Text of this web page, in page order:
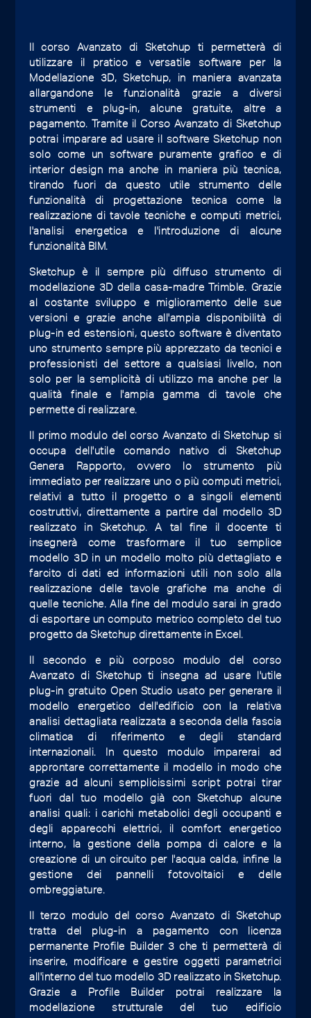
Il corso Avanzato di Sketchup ti permetterà di
utilizzare il pratico e versatile software per la
Modellazione 3D, Sketchup, in maniera avanzata
allargandone le funzionalità grazie a diversi
strumenti e plug-in, alcune gratuite, altre a
pagamento. Tramite il Corso Avanzato di Sketchup
potrai imparare ad usare il software Sketchup non
solo come un software puramente grafico e di
interior design ma anche in maniera più tecnica,
tirando fuori da questo utile strumento delle
funzionalità di progettazione tecnica come la
realizzazione di tavole tecniche e computi metrici,
l'analisi energetica e l'introduzione di alcune
funzionalità BIM.
Sketchup è il sempre più diffuso strumento di
modellazione 3D della casa-madre Trimble. Grazie
al costante sviluppo e miglioramento delle sue
versioni e grazie anche all'ampia disponibilità di
plug-in ed estensioni, questo software è diventato
uno strumento sempre più apprezzato da tecnici e
professionisti del settore a qualsiasi livello, non
solo per la semplicità di utilizzo ma anche per la
qualità finale e l'ampia gamma di tavole che
permette di realizzare.
Il primo modulo del corso Avanzato di Sketchup si
occupa dell'utile comando nativo di Sketchup
Genera Rapporto, ovvero lo strumento più
immediato per realizzare uno o più computi metrici,
relativi a tutto il progetto o a singoli elementi
costruttivi, direttamente a partire dal modello 3D
realizzato in Sketchup. A tal fine il docente ti
insegnerà come trasformare il tuo semplice
modello 3D in un modello molto più dettagliato e
farcito di dati ed informazioni utili non solo alla
realizzazione delle tavole grafiche ma anche di
quelle tecniche. Alla fine del modulo sarai in grado
di esportare un computo metrico completo del tuo
progetto da Sketchup direttamente in Excel.
Il secondo e più corposo modulo del corso
Avanzato di Sketchup ti insegna ad usare l'utile
plug-in gratuito Open Studio usato per generare il
modello energetico dell'edificio con la relativa
analisi dettagliata realizzata a seconda della fascia
climatica di riferimento e degli standard
internazionali. In questo modulo imparerai ad
approntare correttamente il modello in modo che
grazie ad alcuni semplicissimi script potrai tirar
fuori dal tuo modello già con Sketchup alcune
analisi quali: i carichi metabolici degli occupanti e
degli apparecchi elettrici, il comfort energetico
interno, la gestione della pompa di calore e la
creazione di un circuito per l'acqua calda, infine la
gestione dei pannelli fotovoltaici e delle
ombreggiature.
Il terzo modulo del corso Avanzato di Sketchup
tratta del plug-in a pagamento con licenza
permanente Profile Builder 3 che ti permetterà di
inserire, modificare e gestire oggetti parametrici
all'interno del tuo modello 3D realizzato in Sketchup.
Grazie a Profile Builder potrai realizzare la
modellazione strutturale del tuo edificio